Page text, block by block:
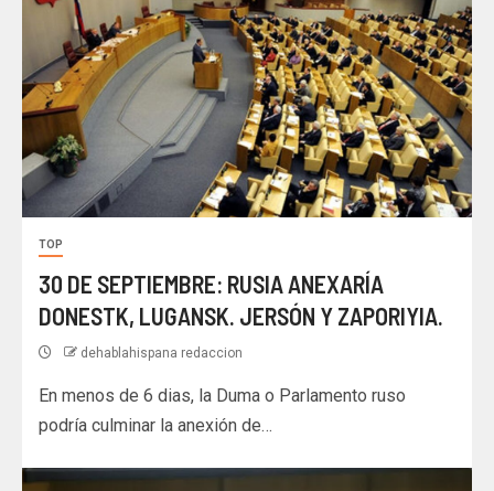
TOP
30 DE SEPTIEMBRE: RUSIA ANEXARÍA
DONESTK, LUGANSK. JERSÓN Y ZAPORIYIA.
dehablahispana redaccion
En menos de 6 dias, la Duma o Parlamento ruso
podría culminar la anexión de…